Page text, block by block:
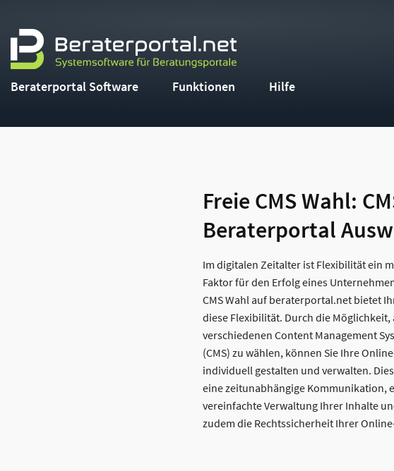
Beraterportal Software Funktionen Hilfe
Freie CMS Wahl:
Beraterportal
Im digitalen Zeitalter ist Flexibilität ein
Faktor für den Erfolg eines
CMS Wahl auf beraterportal.net bietet
diese Flexibilität. Durch die Möglichkeit,
verschiedenen Content Management
(CMS) zu wählen, können Sie Ihre
individuell gestalten und verwalten.
eine zeitunabhängige Kommunikation,
vereinfachte Verwaltung Ihrer Inhalte
zudem die Rechtssicherheit Ihrer